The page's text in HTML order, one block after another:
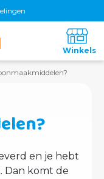
en je hebt
Dan komt de